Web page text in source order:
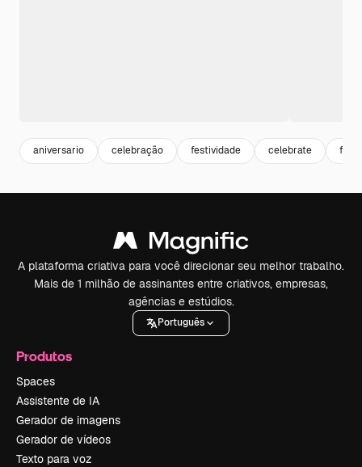
aniversario celebração festividade celebrate festa
A plataforma criativa para você direcionar seu melhor trabalho.
Mais de 1 milhão de assinantes entre criativos, empresas,
agências e estúdios.
Português
Produtos
Spaces
Assistente de IA
Gerador de imagens
Gerador de vídeos
Texto para voz